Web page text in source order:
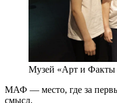
Музей «Арт и
МАФ — место, где за
смысл.